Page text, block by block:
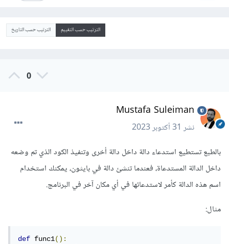
الترتيب حسب التقييم الترتيب حسب التاريخ
0
Mustafa Suleiman
نشر31 أكتوبر 2023
بالطبع تستطيع استدعاء دالة داخل دالة أخرى وتنفيذ الكود الذي تم وضعه
داخل الدالة المستدعاة، فعندما تنشئ دالة في بايثون، يمكنك استخدام
اسم هذه الدالة كأمر لاستدعائها في أي مكان آخر في البرنامج.
مثال:
def func1():